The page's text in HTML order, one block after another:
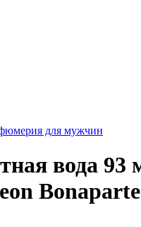
для мужчин
вода 93
Bonaparte